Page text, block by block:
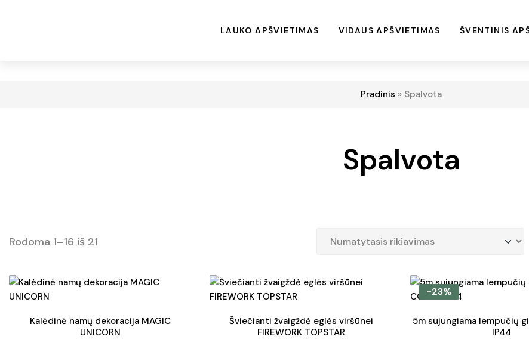
LAUKO APŠVIETIMAS VIDAUS APŠVIETIMAS ŠVENTINIS
Pradinis » Spalvota
Spalvota
Rodoma 1–16 iš 21
Kalėdinė namų dekoracija MAGIC
UNICORN
Šviečianti žvaigždė eglės viršūnei
FIREWORK TOPSTAR
-23%
5m sujungiama lempučių
IP44